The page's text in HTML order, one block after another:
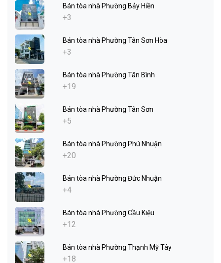
Bán tòa nhà Phường Bảy Hiền
+3
Bán tòa nhà Phường Tân Sơn Hòa
+3
Bán tòa nhà Phường Tân Bình
+19
Bán tòa nhà Phường Tân Sơn
+5
Bán tòa nhà Phường Phú Nhuận
+20
Bán tòa nhà Phường Đức Nhuận
+4
Bán tòa nhà Phường Cầu Kiệu
+12
Bán tòa nhà Phường Thạnh Mỹ Tây
+18